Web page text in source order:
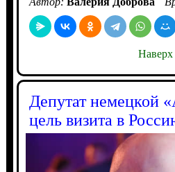
Наверх
Депутат немецкой
цель визита в